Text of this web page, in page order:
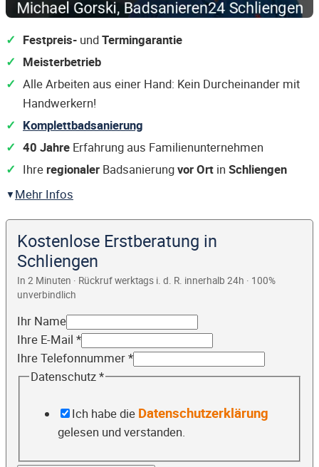
Festpreis- undTermingarantie
Meisterbetrieb
Alle Arbeiten aus einer Hand: Kein Durcheinander mit
Handwerkern!
Komplettbadsanierung
40 Jahre Erfahrung aus Familienunternehmen
Ihre regionaler Badsanierungvor Ort in Schliengen
Mehr Infos
Kostenlose Erstberatung in
Schliengen
In 2 Minuten · Rückruf werktags i. d. R. innerhalb 24h · 100%
unverbindlich
Ihr Name
Ihre E-Mail *
Ihre Telefonnummer*
Datenschutz*
Ich habe die Datenschutzerklärung
gelesen und verstanden.